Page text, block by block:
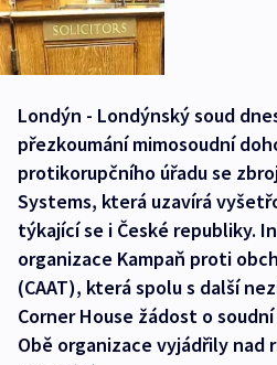
Londýn - Londýnský soud
přezkoumání mimosoudní
protikorupčního úřadu se
Systems, která uzavírá
týkající se i České republiky.
organizace Kampaň proti
(CAAT), která spolu s další
Corner House žádost o
Obě organizace vyjádřily nad